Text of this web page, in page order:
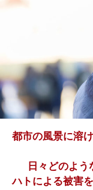
都市の風景に溶
日々どのよ
ハトによる被害